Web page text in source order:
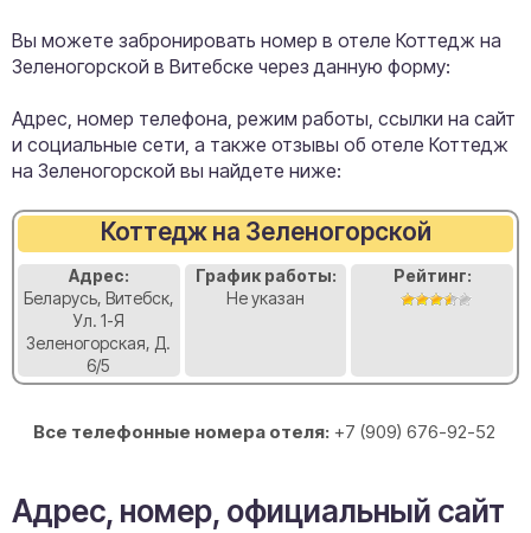
Вы можете забронировать номер в отеле Коттедж на
Зеленогорской в Витебске через данную форму:
Адрес, номер телефона, режим работы, ссылки на сайт
и социальные сети, а также отзывы об отеле Коттедж
на Зеленогорской вы найдете ниже:
Коттедж на Зеленогорской
Адрес:
Беларусь, Витебск,
Ул. 1-Я
Зеленогорская, Д.
6/5
График работы:
Не указан
Рейтинг:
Все телефонные номера отеля: +7 (909) 676-92-52
Адрес, номер, официальный сайт